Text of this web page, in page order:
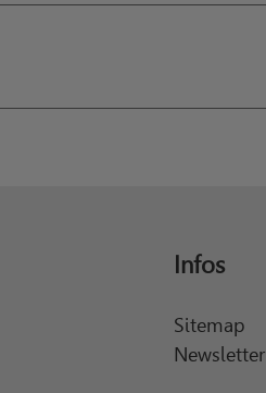
Infos
Sitemap
Newsletter